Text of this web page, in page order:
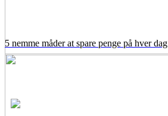
5 nemme måder at spare penge på hver dag